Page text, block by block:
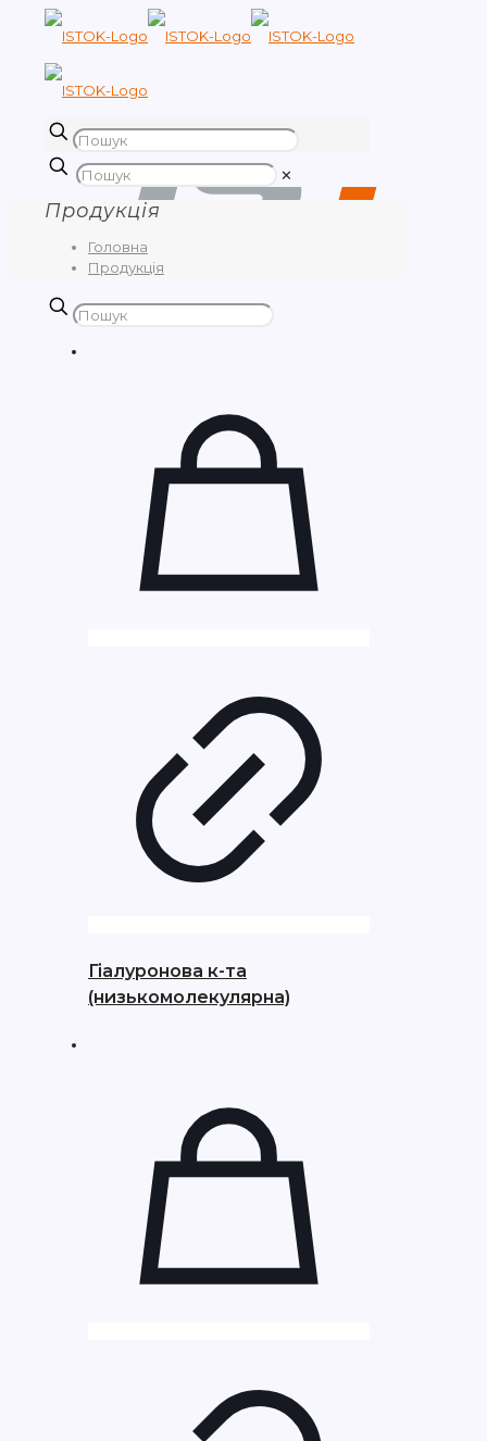
✕
Продукція
Головна
Продукція
Гіалуронова к-та
(низькомолекулярна)